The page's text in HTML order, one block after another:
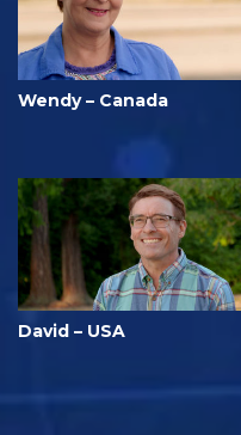
Wendy – Canada
David – USA